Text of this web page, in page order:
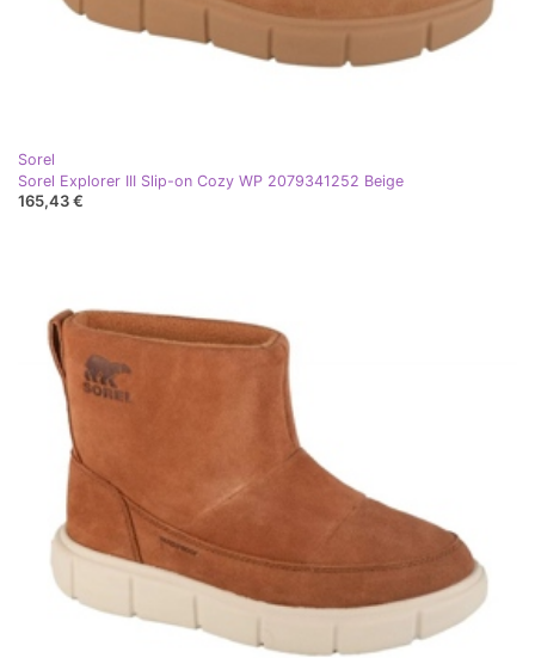
Sorel
Sorel Explorer III Slip-on Cozy WP 2079341252 Beige
165,43 €